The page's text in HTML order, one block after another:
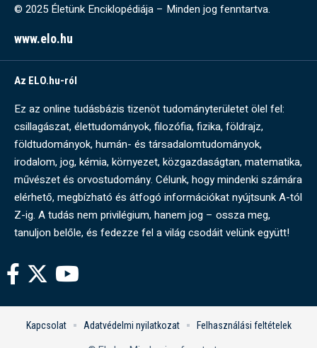
© 2025 Életünk Enciklopédiája – Minden jog fenntartva.
www.elo.hu
Az ELO.hu-ról
Ez az online tudásbázis tizenöt tudományterületet ölel fel:
csillagászat, élettudományok, filozófia, fizika, földrajz,
földtudományok, humán- és társadalomtudományok,
irodalom, jog, kémia, környezet, közgazdaságtan, matematika,
művészet és orvostudomány. Célunk, hogy mindenki számára
elérhető, megbízható és átfogó információkat nyújtsunk A-tól
Z-ig. A tudás nem privilégium, hanem jog – ossza meg,
tanuljon belőle, és fedezze fel a világ csodáit velünk együtt!
Kapcsolat Adatvédelmi nyilatkozat Felhasználási feltételek